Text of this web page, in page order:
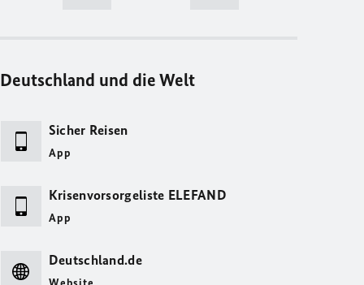
Deutschland und die Welt
Sicher Reisen
App
Krisenvorsorgeliste ELEFAND
App
Deutschland.de